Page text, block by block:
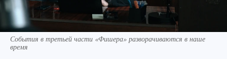
События в третьей части «Фишера» разворачиваются в наше
время